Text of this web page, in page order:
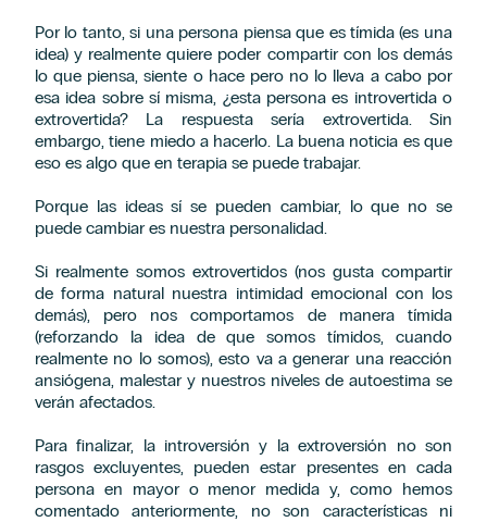
Por lo tanto, si una persona piensa que es tímida (es una
idea) y realmente quiere poder compartir con los demás
lo que piensa, siente o hace pero no lo lleva a cabo por
esa idea sobre sí misma, ¿esta persona es introvertida o
extrovertida? La respuesta sería extrovertida. Sin
embargo, tiene miedo a hacerlo. La buena noticia es que
eso es algo que en terapia se puede trabajar.
Porque las ideas sí se pueden cambiar, lo que no se
puede cambiar es nuestra personalidad.
Si realmente somos extrovertidos (nos gusta compartir
de forma natural nuestra intimidad emocional con los
demás), pero nos comportamos de manera tímida
(reforzando la idea de que somos tímidos, cuando
realmente no lo somos), esto va a generar una reacción
ansiógena, malestar y nuestros niveles de autoestima se
verán afectados.
Para finalizar, la introversión y la extroversión no son
rasgos excluyentes, pueden estar presentes en cada
persona en mayor o menor medida y, como hemos
comentado anteriormente, no son características ni